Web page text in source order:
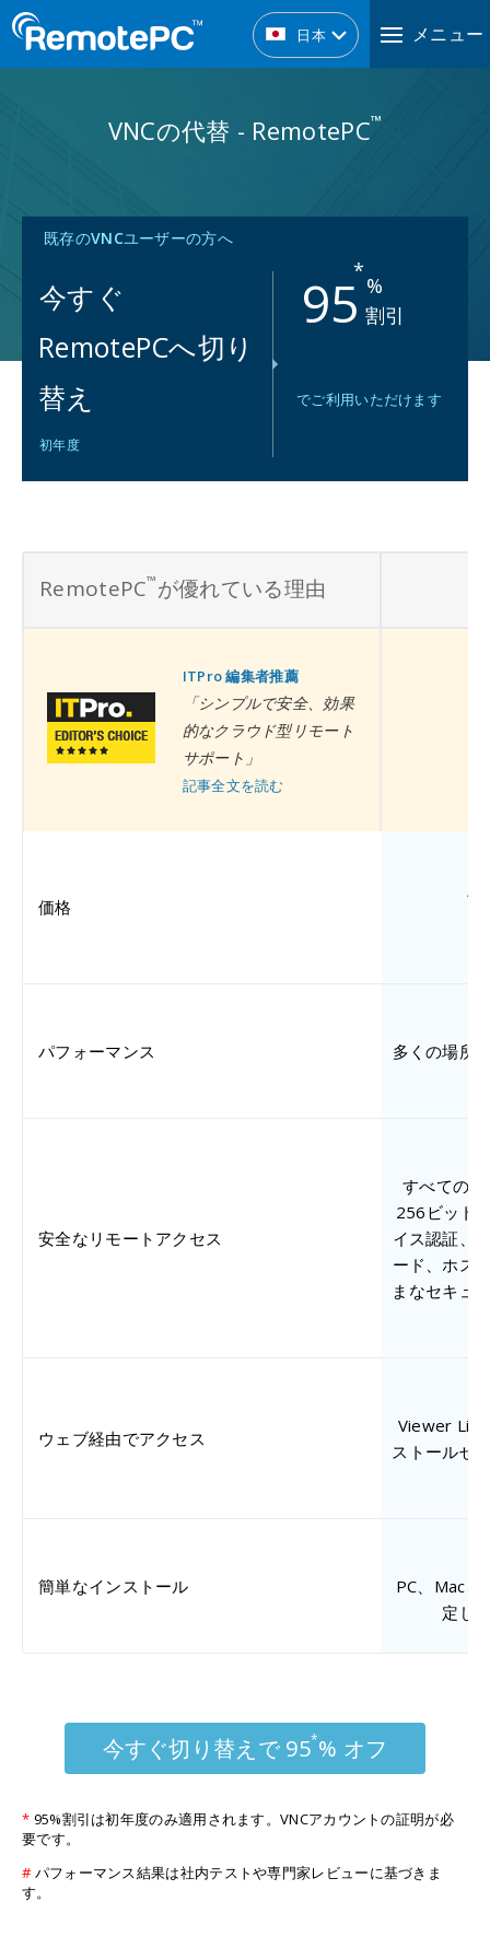
日本 メニュー
VNCの代替 - RemotePC™
既存のVNCユーザーの方へ
今すぐ
RemotePCへ切り
替え
初年度
95*
%
割引
でご利用いただけます
RemotePC™ が優れている理由
ITPro 編集者推薦
「シンプルで安全、効果
的なクラウド型リモート
サポート」
記事全文を読む
価格
10
パフォーマンス 多くの場所
安全なリモートアクセス
すべての
256ビット
イス認証、
ード、ホス
まなセキュ
ウェブ経由でアクセス
Viewer Lite
ストールせ
簡単なインストール
PC、Mac、
定し
今すぐ切り替えで 95*% オフ
* 95%割引は初年度のみ適用されます。VNCアカウントの証明が必
要です。
# パフォーマンス結果は社内テストや専門家レビューに基づきま
す。